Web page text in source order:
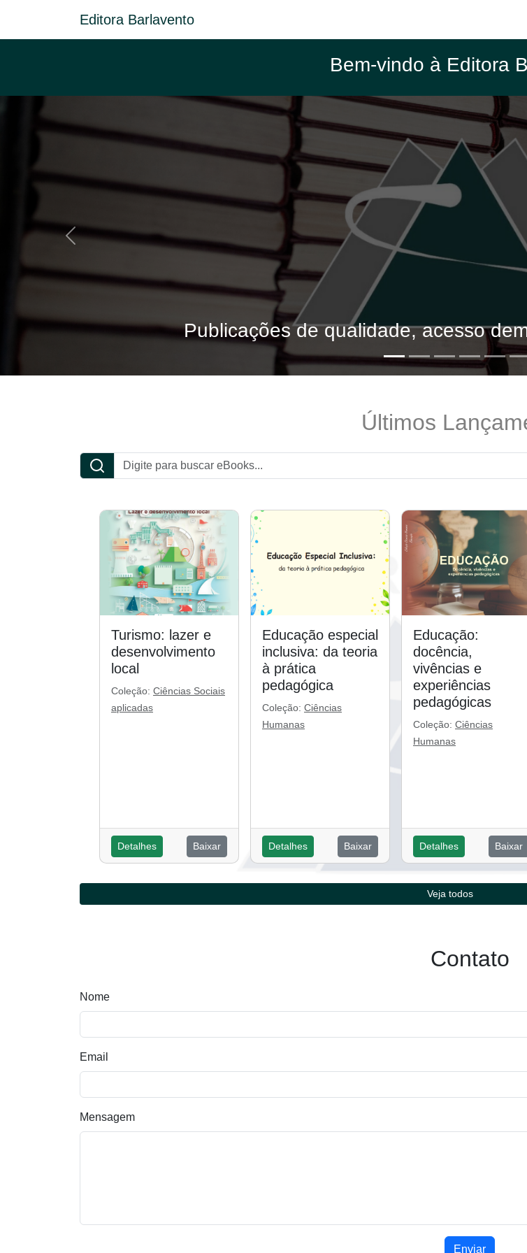
Editora Barlavento
Bem-vindo à Editora
Publicações de qualidade, acesso
Anterior
Últimos
Turismo: lazer e
desenvolvimento
local
Coleção: Ciências Sociais
aplicadas
Detalhes Baixar
Educação especial
inclusiva: da teoria
à prática
pedagógica
Coleção: Ciências
Humanas
Detalhes Baixar
Educação:
docência,
vivências e
experiências
pedagógicas
Coleção: Ciências
Humanas
Detalhes Baixar
Veja todos
Contato
Nome
Email
Mensagem
Enviar